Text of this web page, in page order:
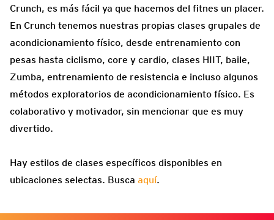
Crunch, es más fácil ya que hacemos del fitnes un placer.
En Crunch tenemos nuestras propias clases grupales de
acondicionamiento físico, desde entrenamiento con
pesas hasta ciclismo, core y cardio, clases HIIT, baile,
Zumba, entrenamiento de resistencia e incluso algunos
métodos exploratorios de acondicionamiento físico. Es
colaborativo y motivador, sin mencionar que es muy
divertido.
Hay estilos de clases específicos disponibles en
ubicaciones selectas. Busca aquí.